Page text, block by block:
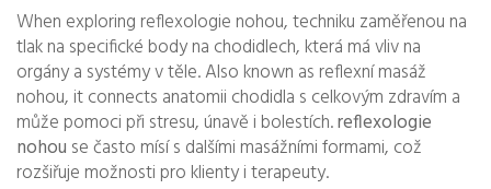
When exploring reflexologie nohou,techniku zaměřenou na
tlak na specifické body na chodidlech, která má vliv na
orgány a systémy v těle. Also known as reflexní masáž
nohou, it connects anatomii chodidla s celkovým zdravím a
může pomoci při stresu, únavě i bolestích.reflexologie
nohou se často mísí s dalšími masážními formami, což
rozšiřuje možnosti pro klienty i terapeuty.